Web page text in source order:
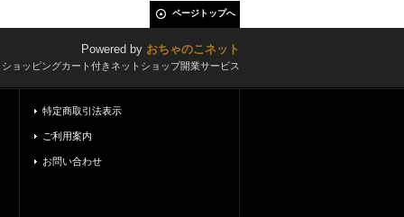
ページトップへ
Powered by おちゃのこネット
ョッピングカート付きネットショップ開業サービス
特定商取引法表示
ご利用案内
お問い合わせ